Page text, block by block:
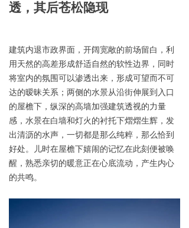
透， 其后苍松隐现
建筑内退市政界面，开阔宽敞的前场留白，利
用天然的高差形成舒适自然的软性边界，同时
将室内的氛围可以渗透出来，形成可望而不可
达的暧昧关系；两侧的水景从沿街伸展到入口
的屋檐下，纵深的高墙加强建筑透视的力量
感，水景在白墙和灯火的衬托下熠熠生辉，发
出清沥的水声，一切都是那么纯粹，那么恰到
好处。儿时在屋檐下嬉闹的记忆在此刻便被唤
醒，熟悉亲切的暖意正在心底流动，产生内心
的共鸣。